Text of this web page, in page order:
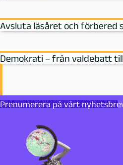
Avsluta läsåret och förbered
Demokrati – från valdebatt
Prenumerera på vårt